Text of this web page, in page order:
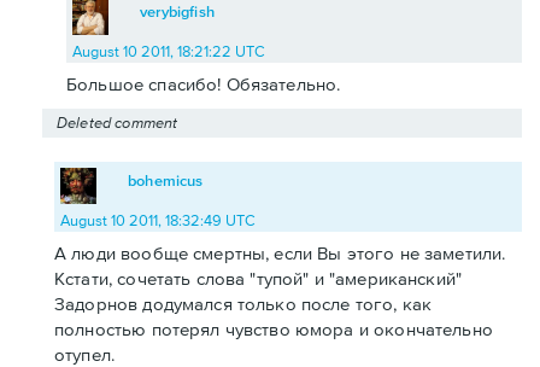
verybigfish
August 10 2011, 18:21:22 UTC
Большое спасибо! Обязательно.
Deleted comment
bohemicus
August 10 2011, 18:32:49 UTC
А люди вообще смертны, если Вы этого не заметили.
Кстати, сочетать слова "тупой" и "американский"
Задорнов додумался только после того, как
полностью потерял чувство юмора и окончательно
отупел.